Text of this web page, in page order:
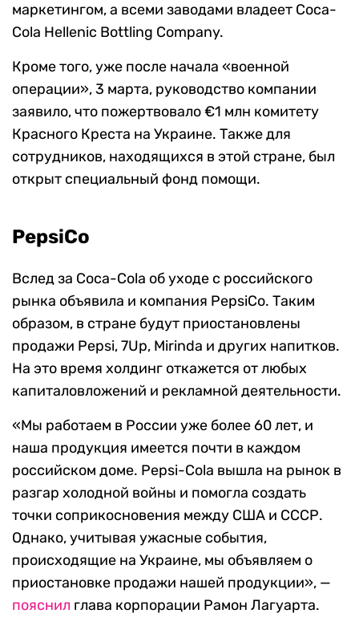
маркетингом, а всеми заводами владеет Coca-
Cola Hellenic Bottling Company.
Кроме того, уже после начала «военной
операции», 3 марта, руководство компании
заявило, что пожертвовало €1 млн комитету
Красного Креста на Украине. Также для
сотрудников, находящихся в этой стране, был
открыт специальный фонд помощи.
PepsiCo
Вслед за Coca-Cola об уходе с российского
рынка объявила и компания PepsiCo. Таким
образом, в стране будут приостановлены
продажи Pepsi, 7Up, Mirinda и других напитков.
На это время холдинг откажется от любых
капиталовложений и рекламной деятельности.
«Мы работаем в России уже более 60 лет, и
наша продукция имеется почти в каждом
российском доме. Pepsi-Cola вышла на рынок в
разгар холодной войны и помогла создать
точки соприкосновения между США и СССР.
Однако, учитывая ужасные события,
происходящие на Украине, мы объявляем о
приостановке продажи нашей продукции», —
пояснил глава корпорации Рамон Лагуарта.